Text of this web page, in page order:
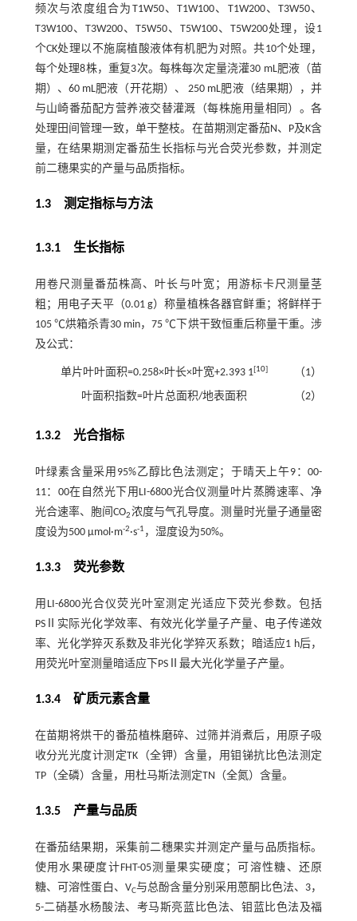
频次与浓度组合为T1W50、T1W100、T1W200、T3W50、
T3W100、T3W200、T5W50、T5W100、T5W200处理，设1
个CK处理以不施腐植酸液体有机肥为对照。共10个处理，
每个处理8株，重复3次。每株每次定量浇灌30 mL肥液（苗
期）、60 mL肥液（开花期）、 250 mL肥液（结果期），并
与山崎番茄配方营养液交替灌溉（每株施用量相同）。各
处理田间管理一致，单干整枝。在苗期测定番茄N、P及K含
量，在结果期测定番茄生长指标与光合荧光参数，并测定
前二穗果实的产量与品质指标。
1.3 测定指标与方法
1.3.1 生长指标
用卷尺测量番茄株高、叶长与叶宽；用游标卡尺测量茎
粗；用电子天平（0.01 g）称量植株各器官鲜重；将鲜样于
105 ℃烘箱杀青30 min，75 ℃下烘干致恒重后称量干重。涉
及公式：
单片叶叶面积=0.258×叶长×叶宽+2.393 1[10]
（1）
叶面积指数=叶片总面积/地表面积
（2）
1.3.2 光合指标
叶绿素含量采用95%乙醇比色法测定；于晴天上午9：00-
11：00在自然光下用LI-6800光合仪测量叶片蒸腾速率、净
光合速率、胞间CO2浓度与气孔导度。测量时光量子通量密
度设为500 µmol·m-2·s-1 ，湿度设为50%。
1.3.3 荧光参数
用LI-6800光合仪荧光叶室测定光适应下荧光参数。包括
PSⅡ实际光化学效率、有效光化学量子产量、电子传递效
率、光化学猝灭系数及非光化学猝灭系数；暗适应1 h后，
用荧光叶室测量暗适应下PSⅡ最大光化学量子产量。
1.3.4 矿质元素含量
在苗期将烘干的番茄植株磨碎、过筛并消煮后，用原子吸
收分光光度计测定TK（全钾）含量，用钼锑抗比色法测定
TP（全磷）含量，用杜马斯法测定TN（全氮）含量。
1.3.5 产量与品质
在番茄结果期，采集前二穗果实并测定产量与品质指标。
使用水果硬度计FHT-05测量果实硬度；可溶性糖、还原
糖、可溶性蛋白、VC与总酚含量分别采用蒽酮比色法、3，
5-二硝基水杨酸法、考马斯亮蓝比色法、钼蓝比色法及福